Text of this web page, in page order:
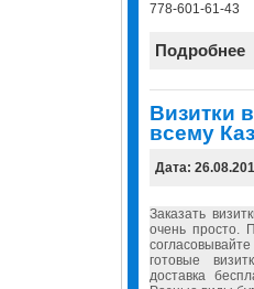
778-601-61-43
Подробнее
Визитки
всему
Дата:
Заказать
очень просто.
готовые
доставка